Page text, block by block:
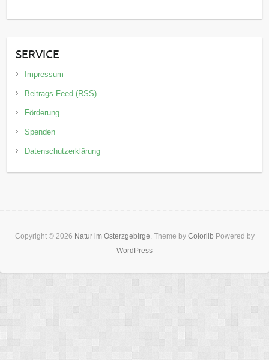
SERVICE
Impressum
Beitrags-Feed (RSS)
Förderung
Spenden
Datenschutzerklärung
Copyright © 2026 Natur im Osterzgebirge. Theme by Colorlib Powered by
WordPress